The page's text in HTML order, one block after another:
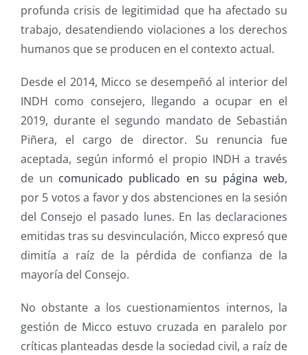
profunda crisis de legitimidad que ha afectado su
trabajo, desatendiendo violaciones a los derechos
humanos que se producen en el contexto actual.
Desde el 2014, Micco se desempeñó al interior del
INDH como consejero, llegando a ocupar en el
2019, durante el segundo mandato de Sebastián
Piñera, el cargo de director. Su renuncia fue
aceptada, según informó el propio INDH a través
de un comunicado publicado en su página web,
por 5 votos a favor y dos abstenciones en la sesión
del Consejo el pasado lunes. En las declaraciones
emitidas tras su desvinculación, Micco expresó que
dimitía a raíz de la pérdida de confianza de la
mayoría del Consejo.
No obstante a los cuestionamientos internos, la
gestión de Micco estuvo cruzada en paralelo por
críticas planteadas desde la sociedad civil, a raíz de